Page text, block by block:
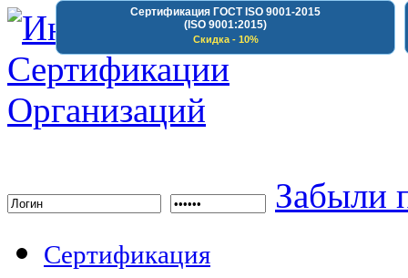
Сертификация ГОСТ ISO 9001-2015
(ISO 9001:2015)
Скидка - 10%
Забыли
Сертификация